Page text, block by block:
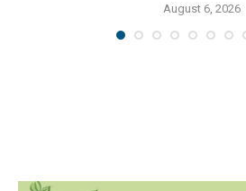
August 6, 2026